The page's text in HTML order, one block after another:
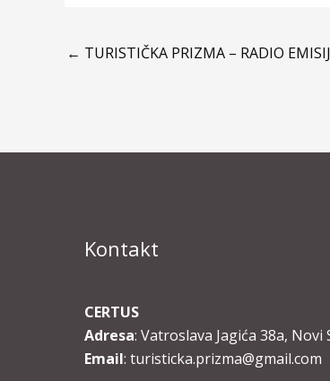
← TURISTIČKA PRIZMA – RADIO
Kontakt
CERTUS
Adresa: Vatroslava Jagića 38a, Novi
Email: turisticka.prizma@gmail.com